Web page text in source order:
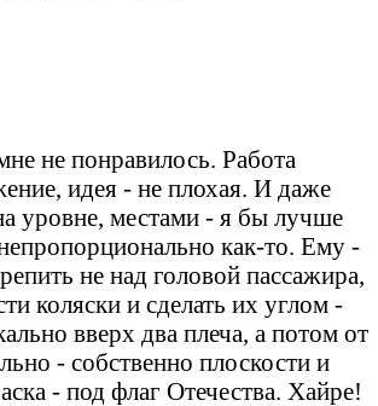
не понравилось. Работа
идея - не плохая. И даже
уровне, местами - я бы лучше
как-то. Ему -
не над головой пассажира,
коляски и сделать их углом -
вверх два плеча, а потом от
- собственно плоскости и
- под флаг Отечества. Хайре!